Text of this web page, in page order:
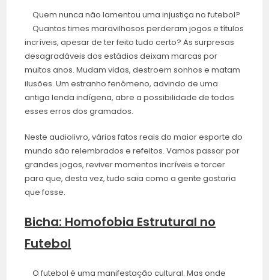
Quem nunca não lamentou uma injustiça no futebol?
Quantos times maravilhosos perderam jogos e títulos
incríveis, apesar de ter feito tudo certo? As surpresas
desagradáveis dos estádios deixam marcas por
muitos anos. Mudam vidas, destroem sonhos e matam
ilusões. Um estranho fenômeno, advindo de uma
antiga lenda indígena, abre a possibilidade de todos
esses erros dos gramados.
Neste audiolivro, vários fatos reais do maior esporte do
mundo são relembrados e refeitos. Vamos passar por
grandes jogos, reviver momentos incríveis e torcer
para que, desta vez, tudo saia como a gente gostaria
que fosse.
Bicha: Homofobia Estrutural no
Futebol
O futebol é uma manifestação cultural. Mas onde